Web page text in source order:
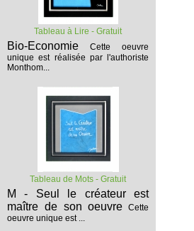
Tableau à Lire - Gratuit
Bio-Economie
Cette oeuvre
unique est réalisée par l'authoriste
Monthom...
Tableau de Mots - Gratuit
M - Seul le créateur est
maître de son oeuvre Cette
oeuvre unique est ...